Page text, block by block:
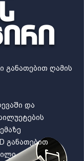
განათებით ღამის
და
განათებით